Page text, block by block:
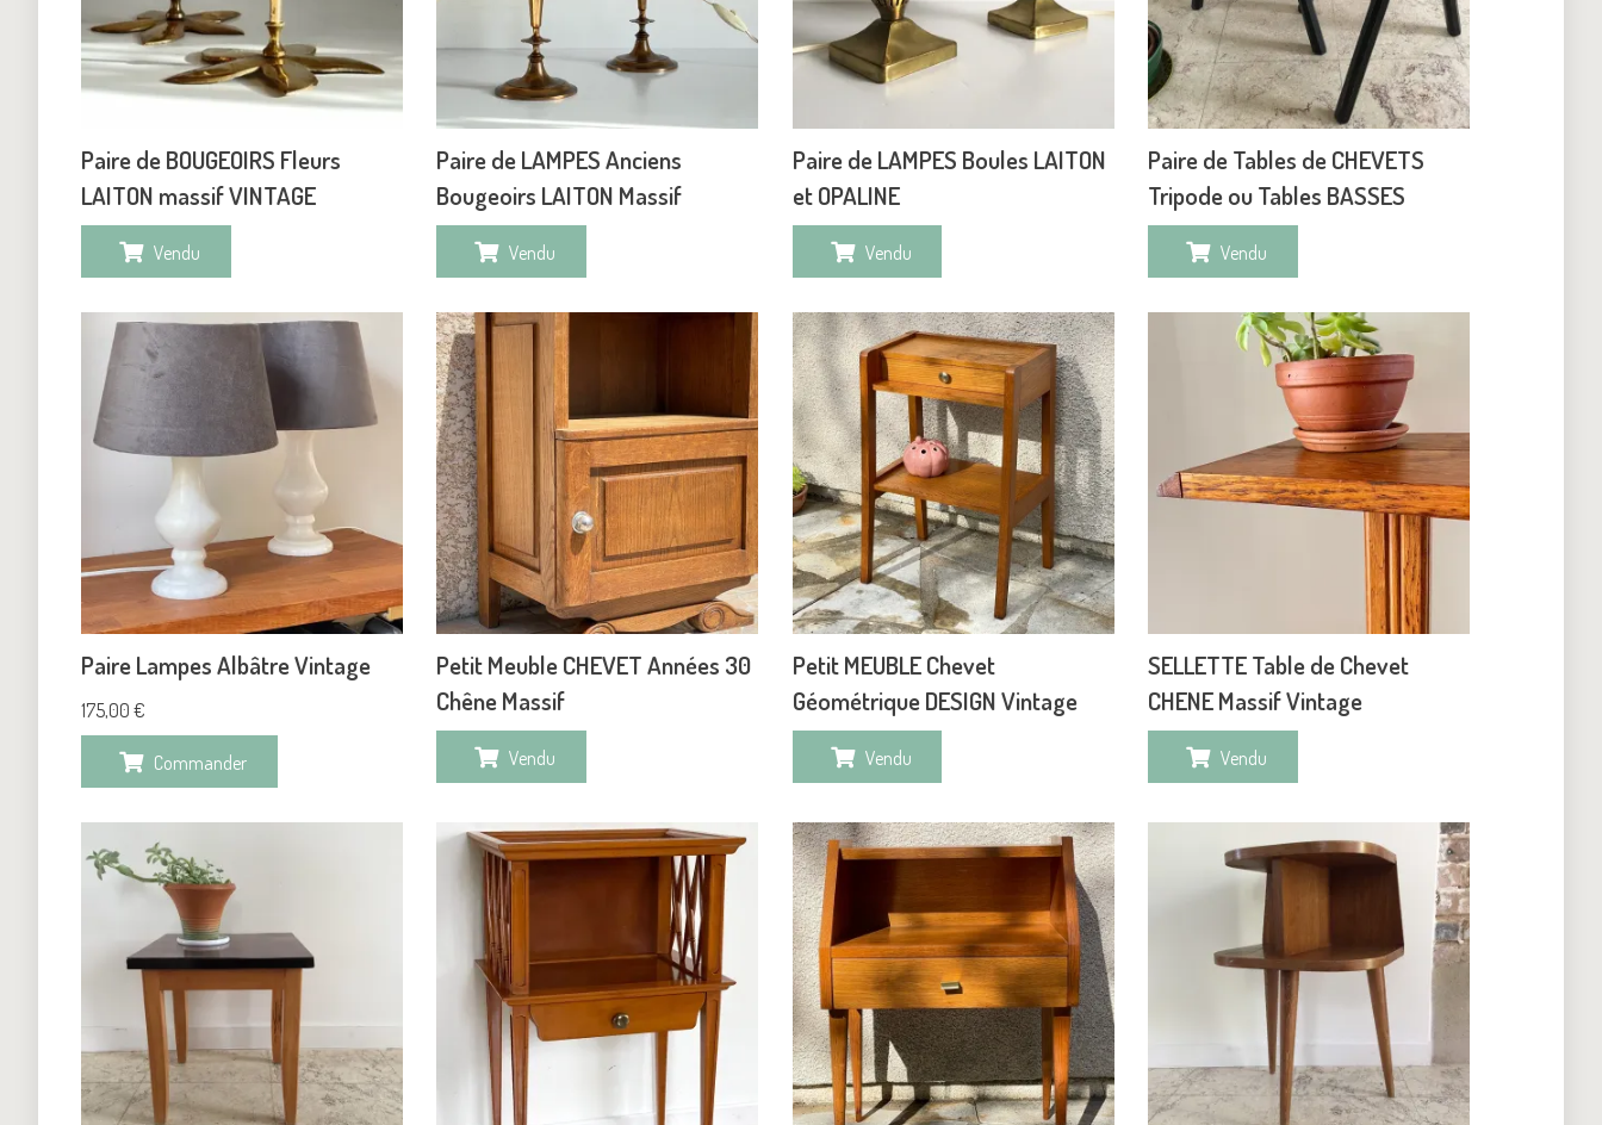
Paire de BOUGEOIRS Fleurs
LAITON massif VINTAGE
Vendu
Paire de LAMPES Anciens
Bougeoirs LAITON Massif
Vendu
Paire de LAMPES Boules LAITON
et OPALINE
Vendu
Paire de Tables de CHEVETS
Tripode ou Tables BASSES
Vendu
Paire Lampes Albâtre Vintage
175,00 €
Commander
Petit Meuble CHEVET Années 30
Chêne Massif
Vendu
Petit MEUBLE Chevet
Géométrique DESIGN Vintage
Vendu
SELLETTE Table de Chevet
CHENE Massif Vintage
Vendu